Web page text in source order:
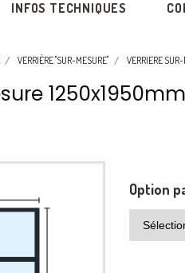
INFOS TECHNIQUES
VERRIÈRE "SUR-MESURE" VERRIERE
Option